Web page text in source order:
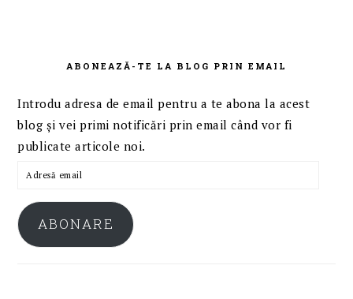
ABONEAZĂ-TE LA BLOG PRIN EMAIL
Introdu adresa de email pentru a te abona la acest
blog și vei primi notificări prin email când vor fi
publicate articole noi.
Adresă
ABONARE